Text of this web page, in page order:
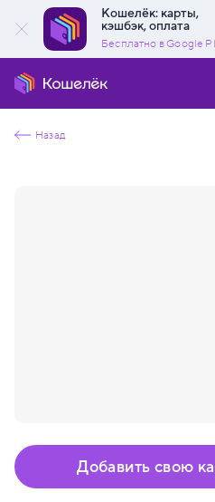
Кошелёк: карты,
кэшбэк, оплата
Бесплатно в Google
Назад
Добавить свою